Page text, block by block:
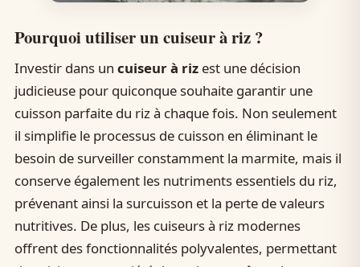
Pourquoi utiliser un cuiseur à riz ?
Investir dans un cuiseur à rizest une décision
judicieuse pour quiconque souhaite garantir une
cuisson parfaite du riz à chaque fois. Non seulement
il simplifie le processus de cuisson en éliminant le
besoin de surveiller constamment la marmite, mais il
conserve également les nutriments essentiels du riz,
prévenant ainsi la surcuisson et la perte de valeurs
nutritives. De plus, les cuiseurs à riz modernes
offrent des fonctionnalités polyvalentes, permettant